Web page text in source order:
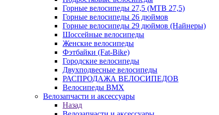
Горные велосипеды 27,5 (MTB 27,5)
Горные велосипеды 26 дюймов
Горные велосипеды 29 дюймов (Найнеры)
Шоссейные велосипеды
Женские велосипеды
Фэтбайки (Fat-Bike)
Городские велосипеды
Двухподвесные велосипеды
РАСПРОДАЖА ВЕЛОСИПЕДОВ
Велосипеды BMX
Велозапчасти и аксессуары
Назад